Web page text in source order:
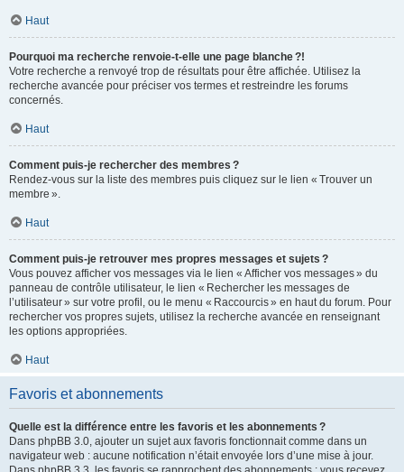
Haut
Pourquoi ma recherche renvoie-t-elle une page blanche ?!
Votre recherche a renvoyé trop de résultats pour être affichée. Utilisez la
recherche avancée pour préciser vos termes et restreindre les forums
concernés.
Haut
Comment puis-je rechercher des membres ?
Rendez-vous sur la liste des membres puis cliquez sur le lien « Trouver un
membre ».
Haut
Comment puis-je retrouver mes propres messages et sujets ?
Vous pouvez afficher vos messages via le lien « Afficher vos messages » du
panneau de contrôle utilisateur, le lien « Rechercher les messages de
l’utilisateur » sur votre profil, ou le menu « Raccourcis » en haut du forum. Pour
rechercher vos propres sujets, utilisez la recherche avancée en renseignant
les options appropriées.
Haut
Favoris et abonnements
Quelle est la différence entre les favoris et les abonnements ?
Dans phpBB 3.0, ajouter un sujet aux favoris fonctionnait comme dans un
navigateur web : aucune notification n’était envoyée lors d’une mise à jour.